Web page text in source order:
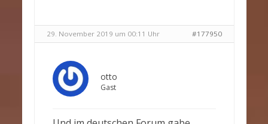
29. November 2019 um 00:11 Uhr #177950
otto
Gast